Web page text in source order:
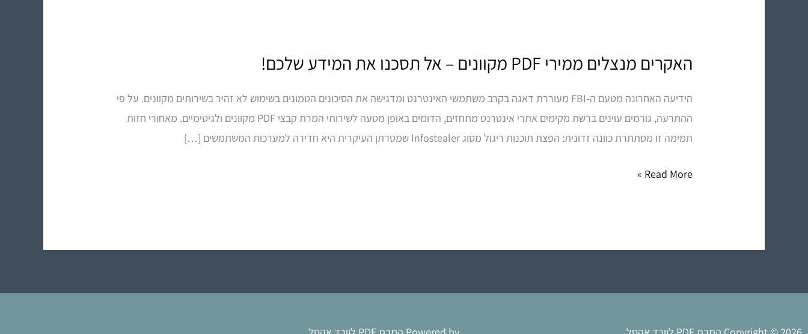
האקרים מנצלים ממירי PDF מקוונים – אל תסכנו את המידע שלכם!
הידיעה האחרונה מטעם ה-FBI מעוררת דאגה בקרב משתמשי האינטרנט ומדגישה את הסיכונים הטמונים בשימוש לא זהיר בשירותים מקוונים. על פי
ההתרעה, גורמים עוינים ברשת מקימים אתרי אינטרנט מתחזים, הדומים באופן מטעה לשירותי המרת קבצי PDF מקוונים ולגיטימיים. מאחורי חזות
תמימה זו מסתתרת כוונה זדונית: הפצת תוכנות ריגול מסוג Infostealer שמטרתן העיקרית היא חדירה למערכות המשתמשים […]
האקרים
ממירי
PDF
מקוונים
אל
Read More »